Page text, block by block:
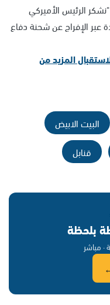
الرئيس الأميركي
عبر الإفراج عن شحنة دفاع
المزيد من
البيت الابيض
قنابل
بلحظة
· مباشر